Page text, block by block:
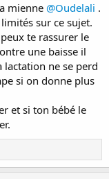
mienne @Oudelali .
sur ce sujet.
te rassurer le
une baisse il
lactation ne se perd
si on donne plus
et si ton bébé le